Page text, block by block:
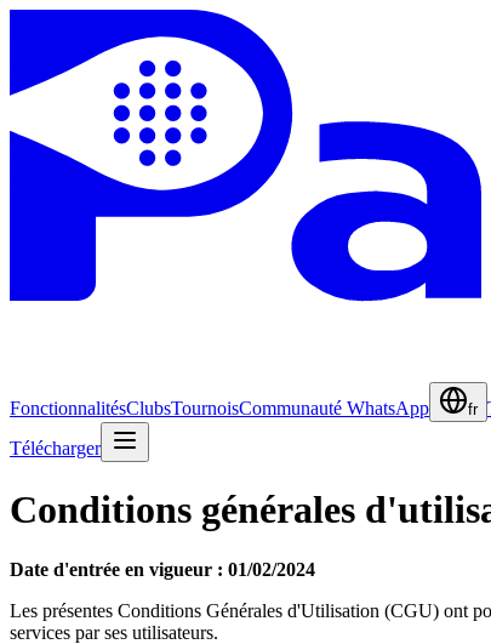
FonctionnalitésClubsTournoisCommunauté WhatsApp fr
Télécharger
Conditions générales
Date d'entrée en vigueur : 01/02/2024
Les présentes Conditions Générales d'Utilisation (CGU) ont
services par ses utilisateurs.